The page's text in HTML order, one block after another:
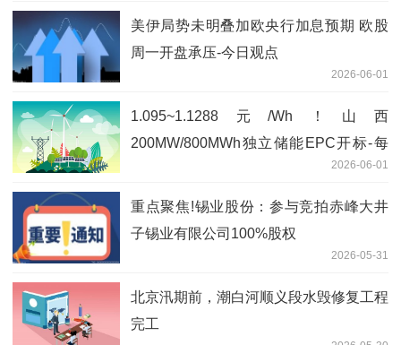
美伊局势未明叠加欧央行加息预期 欧股
周一开盘承压-今日观点
2026-06-01
1.095~1.1288元/Wh！山西
200MW/800MWh独立储能EPC开标-每
2026-06-01
重点聚焦!锡业股份：参与竞拍赤峰大井
子锡业有限公司100%股权
2026-05-31
北京汛期前，潮白河顺义段水毁修复工程
完工